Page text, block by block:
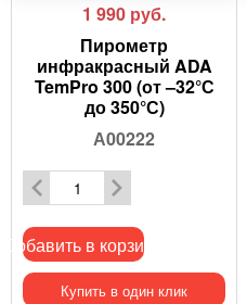
1 990 руб.
Пирометр
инфракрасный ADA
TemPro 300 (от –32°С
до 350°С)
А00222
Добавить в корзину
Купить в один клик